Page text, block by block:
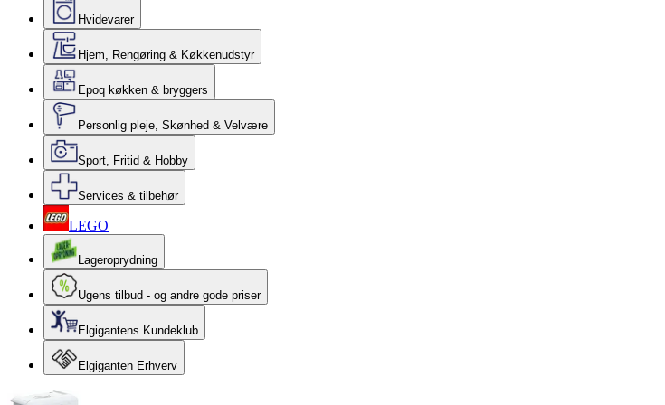
Hvidevarer
Hjem, Rengøring & Køkkenudstyr
Epoq køkken & bryggers
Personlig pleje, Skønhed & Velvære
Sport, Fritid & Hobby
Services & tilbehør
LEGO
Lageroprydning
Ugens tilbud - og andre gode priser
Elgigantens Kundeklub
Elgiganten Erhverv